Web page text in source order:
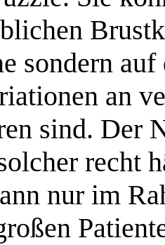
sondern
an
sind. Der
recht
nur im